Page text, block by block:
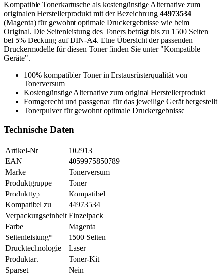
Kompatible Tonerkartusche als kostengünstige Alternative zum
originalen Herstellerprodukt mit der Bezeichnung 44973534
(Magenta) für gewohnt optimale Druckergebnisse wie beim
Original. Die Seitenleistung des Toners beträgt bis zu 1500 Seiten
bei 5% Deckung auf DIN-A4. Eine Übersicht der passenden
Druckermodelle für diesen Toner finden Sie unter "Kompatible
Geräte".
100% kompatibler Toner in Erstausrüsterqualität von
Tonerversum
Kostengünstige Alternative zum original Herstellerprodukt
Formgerecht und passgenau für das jeweilige Gerät hergestellt
Tonerpulver für gewohnt optimale Druckergebnisse
Technische Daten
Artikel-Nr
102913
EAN
4059975850789
Marke
Tonerversum
Produktgruppe
Toner
Produkttyp
Kompatibel
Kompatibel zu
44973534
Verpackungseinheit Einzelpack
Farbe
Magenta
Seitenleistung*
1500 Seiten
Drucktechnologie
Laser
Produktart
Toner-Kit
Sparset
Nein